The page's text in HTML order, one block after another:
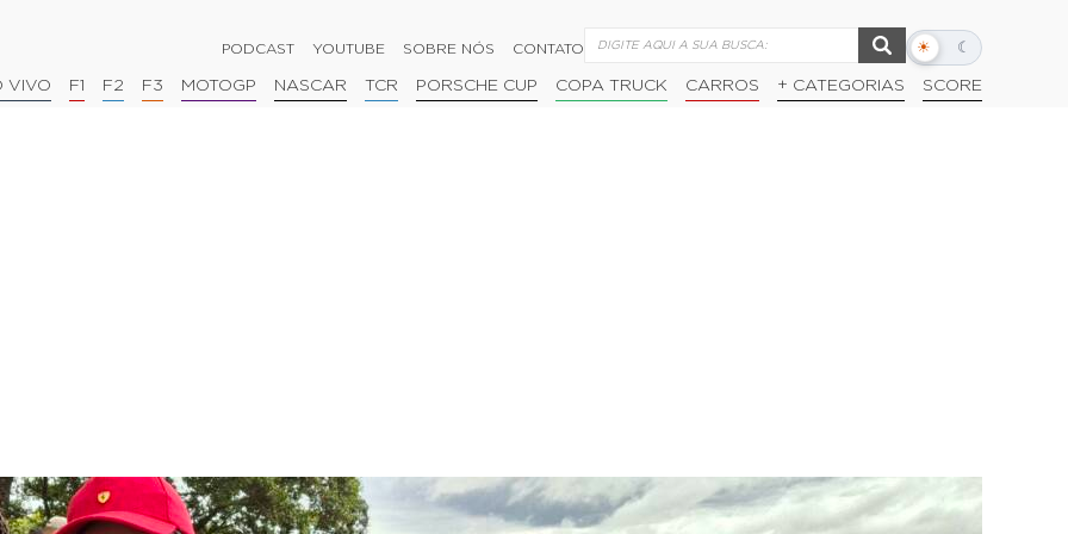
PODCAST YOUTUBE SOBRE NÓS CONTATO ☀ ☾
Alternar
escuro
VIVO F1 F2 F3 MOTOGP NASCAR TCR PORSCHE CUP COPA TRUCK CARROS + CATEGORIAS SCORE